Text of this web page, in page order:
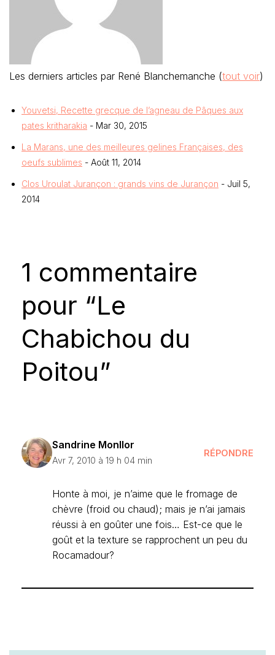
Les derniers articles par René Blanchemanche (tout voir)
Youvetsi, Recette grecque de l’agneau de Pâques aux
pates kritharakia - Mar 30, 2015
La Marans, une des meilleures gelines Françaises, des
oeufs sublimes - Août 11, 2014
Clos Uroulat Jurançon : grands vins de Jurançon - Juil 5,
2014
1 commentaire
pour “Le
Chabichou du
Poitou”
Sandrine Monllor
Avr 7, 2010 à 19 h 04 min
RÉPONDRE
Honte à moi, je n’aime que le fromage de
chèvre (froid ou chaud); mais je n’ai jamais
réussi à en goûter une fois… Est-ce que le
goût et la texture se rapprochent un peu du
Rocamadour?